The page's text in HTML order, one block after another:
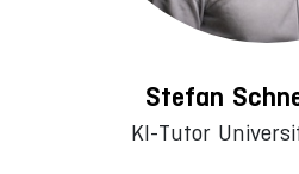
Stefan
KI-Tutor